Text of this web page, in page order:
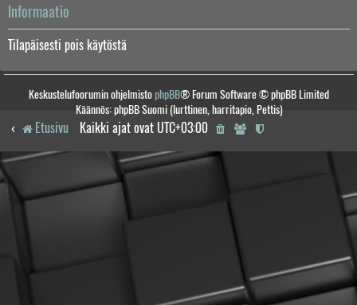
Informaatio
Tilapäisesti pois käytöstä
Keskustelufoorumin ohjelmistophpBB® Forum Software © phpBB Limited
Käännös: phpBB Suomi (lurttinen, harritapio, Pettis)
Etusivu Kaikki ajat ovat UTC+03:00